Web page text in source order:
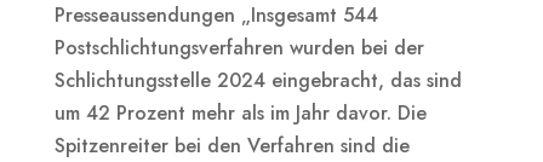
Presseaussendungen „Insgesamt 544
Postschlichtungsverfahren wurden bei der
Schlichtungsstelle 2024 eingebracht, das sind
um 42 Prozent mehr als im Jahr davor. Die
Spitzenreiter bei den Verfahren sind die